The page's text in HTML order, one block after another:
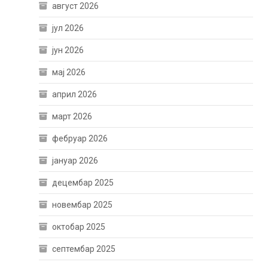
август 2026
јул 2026
јун 2026
мај 2026
април 2026
март 2026
фебруар 2026
јануар 2026
децембар 2025
новембар 2025
октобар 2025
септембар 2025